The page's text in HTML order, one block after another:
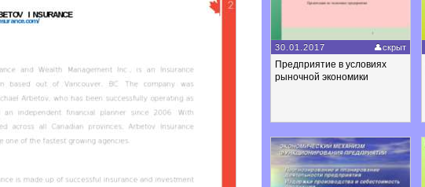
30.01.2017 скрыт
Предприятие в условиях
рыночной экономики